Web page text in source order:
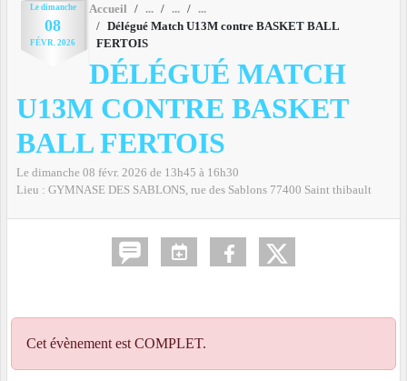
Le dimanche
08
FÉVR. 2026
Accueil
Délégué Match U13M contre BASKET BALL
FERTOIS
DÉLÉGUÉ MATCH
U13M CONTRE BASKET
BALL FERTOIS
Le dimanche 08 févr. 2026 de 13h45 à 16h30
Lieu : GYMNASE DES SABLONS, rue des Sablons 77400 Saint thibault
Cet évènement est COMPLET.